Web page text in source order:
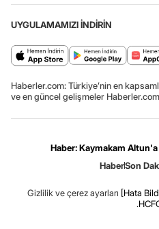
UYGULAMAMIZI İNDİRİN
Haberler.com: Türkiye’nin en
ve en güncel gelişmeler
Haber: Kaymakam
HaberSon
Gizlilik ve çerez ayarları [Hata